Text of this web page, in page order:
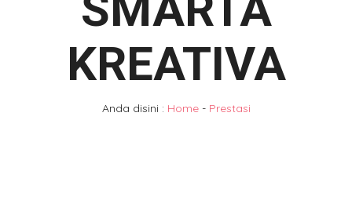
KREATIVA
Anda disini : Home- Prestasi